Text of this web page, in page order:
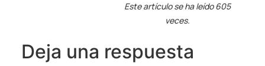
Este artículo se ha leído 605
veces.
Deja una respuesta